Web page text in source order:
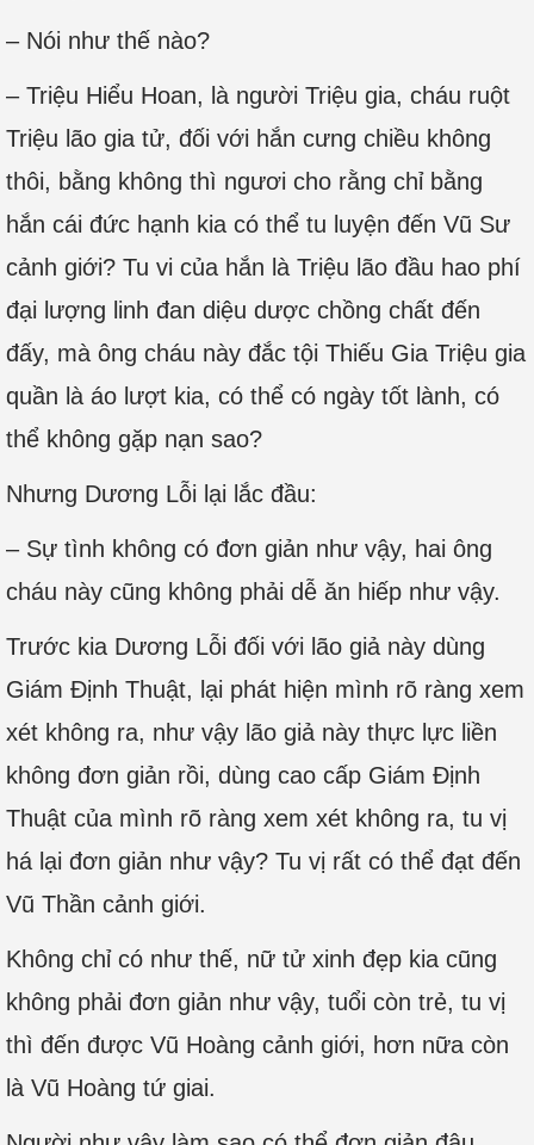
– Nói như thế nào?
– Triệu Hiểu Hoan, là người Triệu gia, cháu ruột
Triệu lão gia tử, đối với hắn cưng chiều không
thôi, bằng không thì ngươi cho rằng chỉ bằng
hắn cái đức hạnh kia có thể tu luyện đến Vũ Sư
cảnh giới? Tu vi của hắn là Triệu lão đầu hao phí
đại lượng linh đan diệu dược chồng chất đến
đấy, mà ông cháu này đắc tội Thiếu Gia Triệu gia
quần là áo lượt kia, có thể có ngày tốt lành, có
thể không gặp nạn sao?
Nhưng Dương Lỗi lại lắc đầu:
– Sự tình không có đơn giản như vậy, hai ông
cháu này cũng không phải dễ ăn hiếp như vậy.
Trước kia Dương Lỗi đối với lão giả này dùng
Giám Định Thuật, lại phát hiện mình rõ ràng xem
xét không ra, như vậy lão giả này thực lực liền
không đơn giản rồi, dùng cao cấp Giám Định
Thuật của mình rõ ràng xem xét không ra, tu vị
há lại đơn giản như vậy? Tu vị rất có thể đạt đến
Vũ Thần cảnh giới.
Không chỉ có như thế, nữ tử xinh đẹp kia cũng
không phải đơn giản như vậy, tuổi còn trẻ, tu vị
thì đến được Vũ Hoàng cảnh giới, hơn nữa còn
là Vũ Hoàng tứ giai.